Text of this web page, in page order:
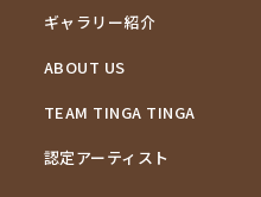
ギャラリー紹介
ABOUT US
TEAM TINGA TINGA
認定アーティスト